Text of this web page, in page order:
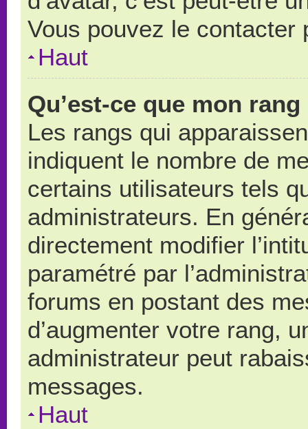
Vous pouvez le contacter
Haut
Qu’est-ce que mon
Les rangs qui
indiquent le nombre de
certains utilisateurs tels
administrateurs. En
directement modifier
paramétré par
forums en postant des
d’augmenter votre rang,
administrateur peut
messages.
Haut